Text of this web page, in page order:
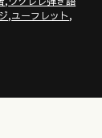
,ユーフレット,